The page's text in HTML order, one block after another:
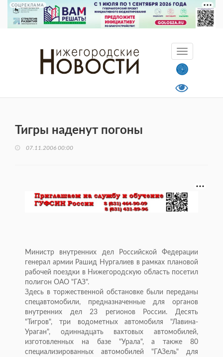
СОЦРЕКЛАМА
Тигры наденут погоны
07.11.2006 00:00
Министр внутренних дел Российской Федерации
генерал армии Рашид Нургалиев в рамках плановой
рабочей поездки в Нижегородскую область посетил
полигон ОАО "ГАЗ".
Здесь в торжественной обстановке были переданы
спецавтомобили, предназначенные для органов
внутренних дел 23 регионов России. Десять
"Тигров", три водометных автомобиля "Лавина-
Ураган", одиннадцать вахтовых автомобилей,
изготовленных на базе "Урала", а также 80
специализированных автомобилей "ГАЗель" для